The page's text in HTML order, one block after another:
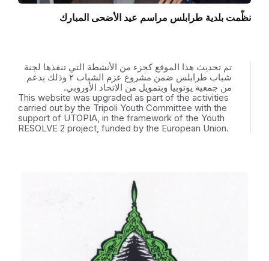
نظّمت بلدية طرابلس مراسم عيد الأضحى المبارك
تم تحديث هذا الموقع كجزء من الأنشطة التي تنفذها لجنة
شباب طرابلس ضمن مشروع عزم الشباب ٢ وذلك بدعم
من جمعية يوتوبيا وبتمويل من الاتحاد الأوروبي.
This website was upgraded as part of the activities
carried out by the Tripoli Youth Committee with the
support of UTOPIA, in the framework of the Youth
RESOLVE 2 project, funded by the European Union.